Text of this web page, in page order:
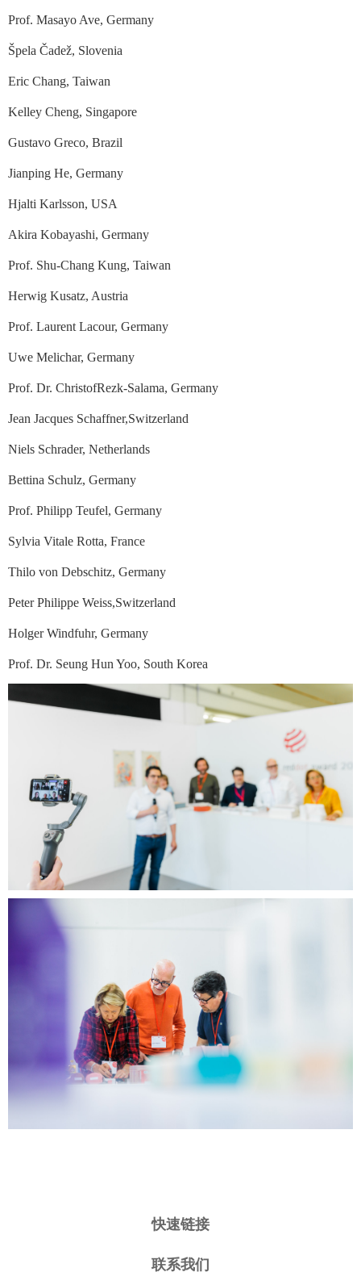
Prof. Masayo Ave, Germany
Špela Čadež, Slovenia
Eric Chang, Taiwan
Kelley Cheng, Singapore
Gustavo Greco, Brazil
Jianping He, Germany
Hjalti Karlsson, USA
Akira Kobayashi, Germany
Prof. Shu-Chang Kung, Taiwan
Herwig Kusatz, Austria
Prof. Laurent Lacour, Germany
Uwe Melichar, Germany
Prof. Dr. ChristofRezk-Salama, Germany
Jean Jacques Schaffner,Switzerland
Niels Schrader, Netherlands
Bettina Schulz, Germany
Prof. Philipp Teufel, Germany
Sylvia Vitale Rotta, France
Thilo von Debschitz, Germany
Peter Philippe Weiss,Switzerland
Holger Windfuhr, Germany
Prof. Dr. Seung Hun Yoo, South Korea
快速链接
联系我们